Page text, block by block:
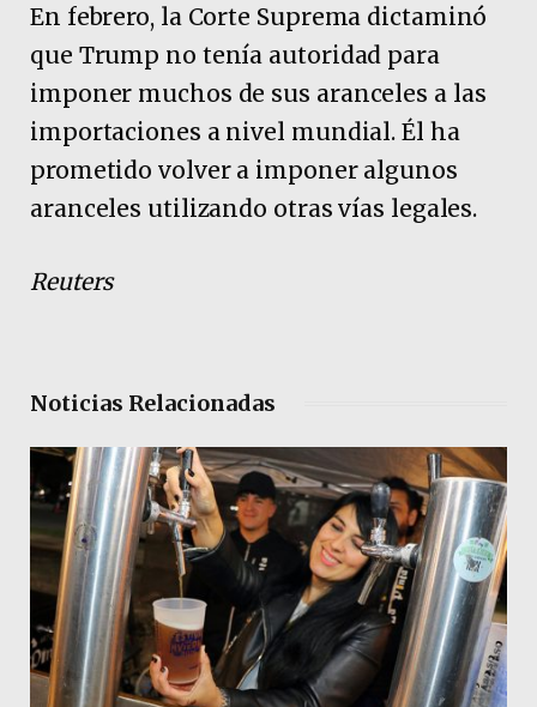
En febrero, la Corte Suprema dictaminó
que Trump no tenía autoridad para
imponer muchos de sus aranceles a las
importaciones a nivel mundial. Él ha
prometido volver a imponer algunos
aranceles utilizando otras vías legales.
Reuters
Noticias Relacionadas